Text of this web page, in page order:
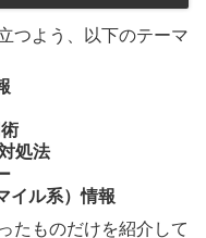
つよう、以下のテーマ
処法
イル系）情報
たものだけを紹介して